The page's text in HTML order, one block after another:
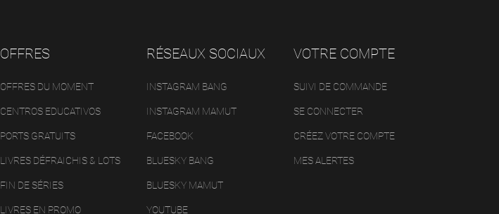
OFFRES
OFFRES DU MOMENT
CENTROS EDUCATIVOS
PORTS GRATUITS
LIVRES DÉFRAICHIS & LOTS
FIN DE SÉRIES
LIVRES EN PROMO
RÉSEAUX SOCIAUX
INSTAGRAM BANG
INSTAGRAM MAMUT
FACEBOOK
BLUESKY BANG
BLUESKY MAMUT
YOUTUBE
VOTRE COMPTE
SUIVI DE COMMANDE
SE CONNECTER
CRÉEZ VOTRE COMPTE
MES ALERTES